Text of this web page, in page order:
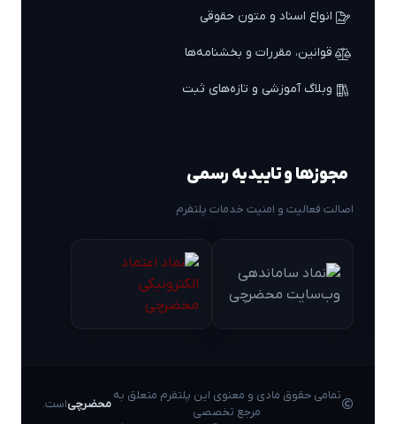
انواع اسناد و متون حقوقی
قوانین، مقررات و بخشنامه‌ها
وبلاگ آموزشی و تازه‌های ثبت
مجوزها و تاییدیه رسمی
اصالت فعالیت و امنیت خدمات پلتفرم
تمامی حقوق مادی و معنوی این پلتفرم متعلق به
مرجع تخصصی
محضرچیاست.